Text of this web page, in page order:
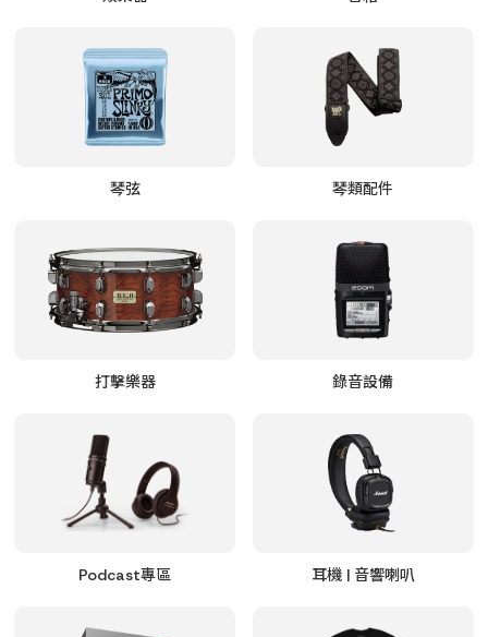
琴弦 琴類配件
打擊樂器 錄音設備
Podcast專區 耳機 | 音響喇叭